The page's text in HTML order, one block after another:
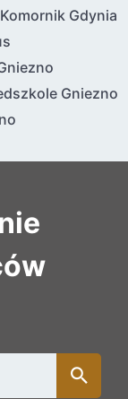
Gdynia
Gniezno